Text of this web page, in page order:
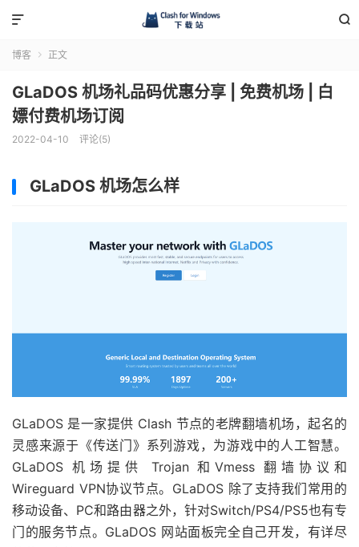


博客  正文
GLaDOS 机场礼品码优惠分享 | 免费机场 | 白
嫖付费机场订阅
2022-04-10 评论(5)
GLaDOS 机场怎么样
GLaDOS 是一家提供 Clash 节点的老牌翻墙机场，起名的
灵感来源于《传送门》系列游戏，为游戏中的人工智慧。
GLaDOS 机场提供 Trojan 和Vmess 翻墙协议和
Wireguard VPN协议节点。GLaDOS 除了支持我们常用的
移动设备、PC和路由器之外，针对Switch/PS4/PS5也有专
门的服务节点。GLaDOS 网站面板完全自己开发，有详尽